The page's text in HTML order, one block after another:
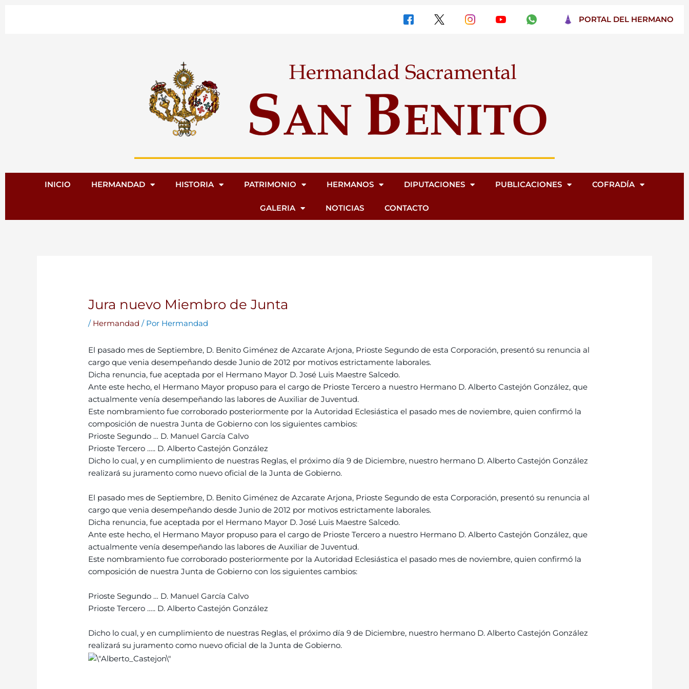
PORTAL DEL HERMANO
INICIO HERMANDAD HISTORIA PATRIMONIO HERMANOS DIPUTACIONES PUBLICACIONES COFRADÍA
GALERIA NOTICIAS CONTACTO
Jura nuevo Miembro de Junta
/ Hermandad / Por Hermandad
El pasado mes de Septiembre, D. Benito Giménez de Azcarate Arjona, Prioste Segundo de esta Corporación, presentó su renuncia al
cargo que venia desempeñando desde Junio de 2012 por motivos estrictamente laborales.
Dicha renuncia, fue aceptada por el Hermano Mayor D. José Luis Maestre Salcedo.
Ante este hecho, el Hermano Mayor propuso para el cargo de Prioste Tercero a nuestro Hermano D. Alberto Castejón González, que
actualmente venía desempeñando las labores de Auxiliar de Juventud.
Este nombramiento fue corroborado posteriormente por la Autoridad Eclesiástica el pasado mes de noviembre, quien confirmó la
composición de nuestra Junta de Gobierno con los siguientes cambios:
Prioste Segundo … D. Manuel García Calvo
Prioste Tercero ….. D. Alberto Castejón González
Dicho lo cual, y en cumplimiento de nuestras Reglas, el próximo día 9 de Diciembre, nuestro hermano D. Alberto Castejón González
realizará su juramento como nuevo oficial de la Junta de Gobierno.
El pasado mes de Septiembre, D. Benito Giménez de Azcarate Arjona, Prioste Segundo de esta Corporación, presentó su renuncia al
cargo que venia desempeñando desde Junio de 2012 por motivos estrictamente laborales.
Dicha renuncia, fue aceptada por el Hermano Mayor D. José Luis Maestre Salcedo.
Ante este hecho, el Hermano Mayor propuso para el cargo de Prioste Tercero a nuestro Hermano D. Alberto Castejón González, que
actualmente venía desempeñando las labores de Auxiliar de Juventud.
Este nombramiento fue corroborado posteriormente por la Autoridad Eclesiástica el pasado mes de noviembre, quien confirmó la
composición de nuestra Junta de Gobierno con los siguientes cambios:
Prioste Segundo … D. Manuel García Calvo
Prioste Tercero ….. D. Alberto Castejón González
Dicho lo cual, y en cumplimiento de nuestras Reglas, el próximo día 9 de Diciembre, nuestro hermano D. Alberto Castejón González
realizará su juramento como nuevo oficial de la Junta de Gobierno.